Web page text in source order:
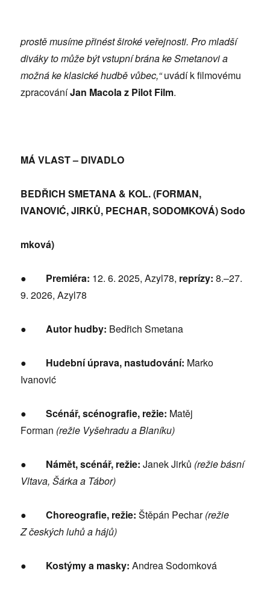
prostě musíme přinést široké veřejnosti. Pro mladší
diváky to může být vstupní brána ke Smetanovi a
možná ke klasické hudbě vůbec,“uvádí k filmovému
zpracováníJan Macola z Pilot Film.
MÁ VLAST – DIVADLO
BEDŘICH SMETANA & KOL. (FORMAN,
IVANOVIĆ, JIRKŮ, PECHAR, SODOMKOVÁ)Sodo
mková)
● Premiéra: 12. 6. 2025, Azyl78, reprízy:8.–27.
9. 2026, Azyl78
●Autor hudby: Bedřich Smetana
● Hudební úprava, nastudování: Marko
Ivanović
●Scénář, scénografie, režie: Matěj
Forman (režie Vyšehradu a Blaníku)
● Námět, scénář, režie:Janek Jirků (režie básní
Vltava, Šárka a Tábor)
●Choreografie, režie:Štěpán Pechar(režie
Zčeských luhů a hájů)
● Kostýmy a masky:Andrea Sodomková